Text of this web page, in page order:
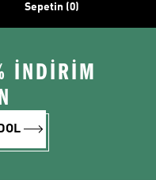
Sepetin (0)
İNDİRİM